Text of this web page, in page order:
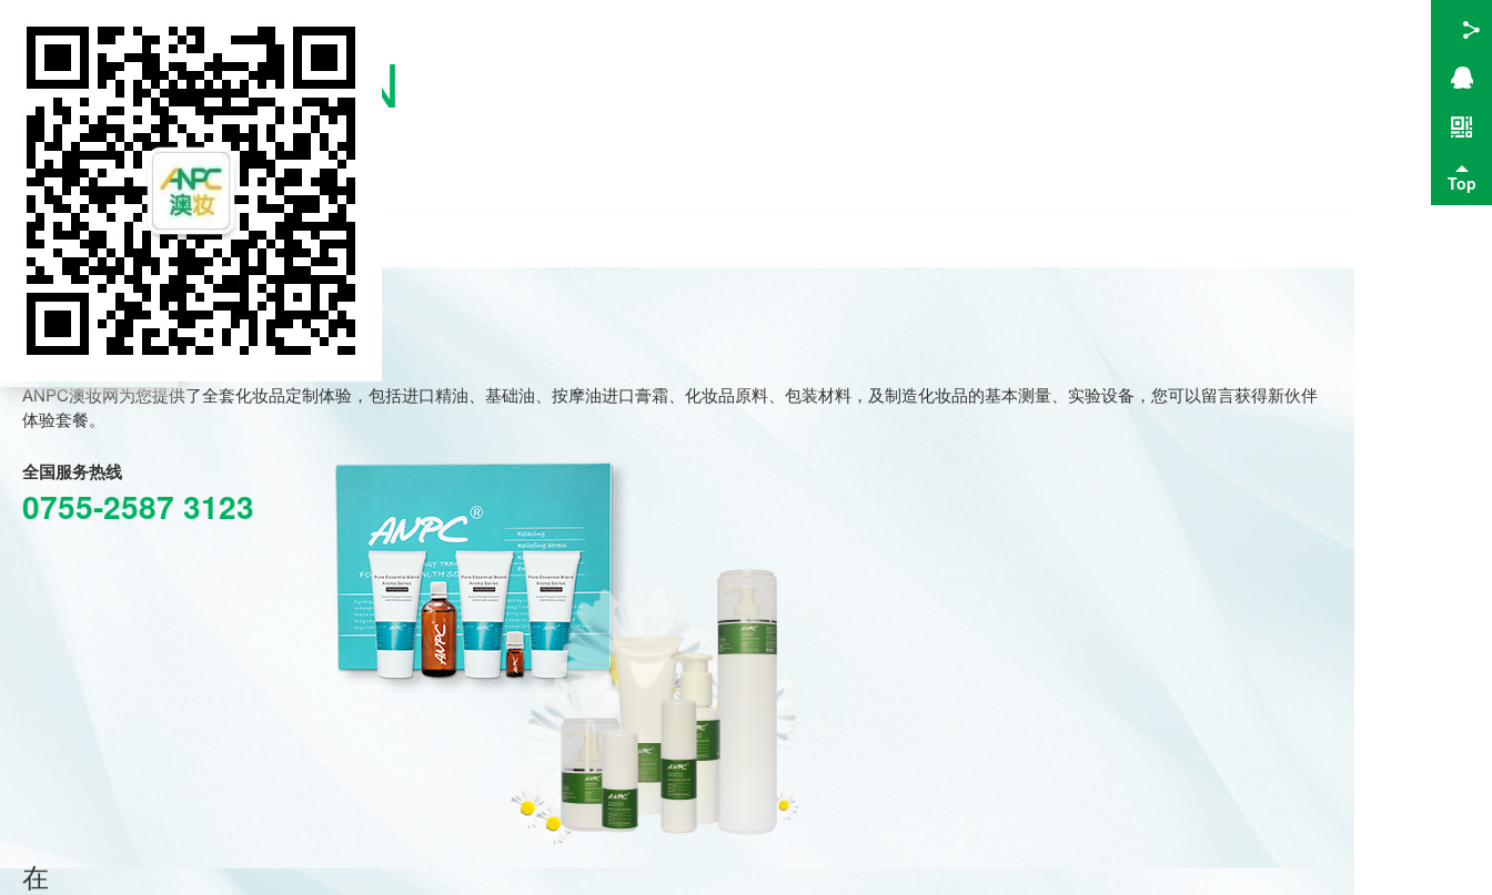
APPLICATION
一 申请体验
一
ANPC澳妆网为您提供了全套化妆品定制体验，包括进口精油、基础油、按摩油进口膏霜、化妆品原料、包装材料，及制造化妆品的基本测量、实验设备，您可以留言获得新伙伴
体验套餐。
全国服务热线
0755-2587 3123
在
Top